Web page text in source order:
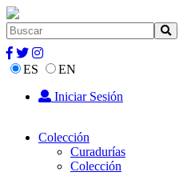
ES
EN
Iniciar Sesión
Colección
Curadurías
Colección